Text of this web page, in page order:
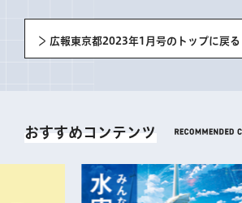
広報東京都2023年1月号のトップに戻る
おすすめコンテンツ